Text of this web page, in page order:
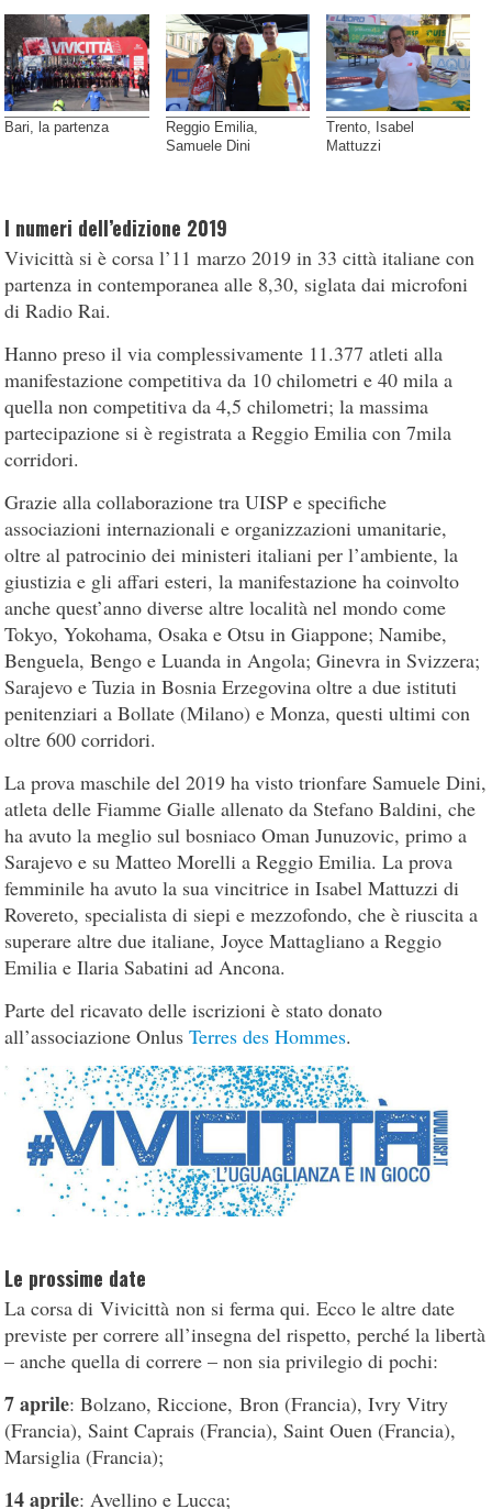
Bari, la partenza
Reggio Emilia,
Samuele Dini
Trento, Isabel
Mattuzzi
I numeri dell’edizione 2019
Vivicittà si è corsa l’11 marzo 2019 in 33 città italiane con
partenza in contemporanea alle 8,30, siglata dai microfoni
di Radio Rai.
Hanno preso il via complessivamente 11.377 atleti alla
manifestazione competitiva da 10 chilometri e 40 mila a
quella non competitiva da 4,5 chilometri; la massima
partecipazione si è registrata a Reggio Emilia con 7mila
corridori.
Grazie alla collaborazione tra UISP e specifiche
associazioni internazionali e organizzazioni umanitarie,
oltre al patrocinio dei ministeri italiani per l’ambiente, la
giustizia e gli affari esteri, la manifestazione ha coinvolto
anche quest’anno diverse altre località nel mondo come
Tokyo, Yokohama, Osaka e Otsu in Giappone; Namibe,
Benguela, Bengo e Luanda in Angola; Ginevra in Svizzera;
Sarajevo e Tuzia in Bosnia Erzegovina oltre a due istituti
penitenziari a Bollate (Milano) e Monza, questi ultimi con
oltre 600 corridori.
La prova maschile del 2019 ha visto trionfare Samuele Dini,
atleta delle Fiamme Gialle allenato da Stefano Baldini, che
ha avuto la meglio sul bosniaco Oman Junuzovic, primo a
Sarajevo e su Matteo Morelli a Reggio Emilia. La prova
femminile ha avuto la sua vincitrice in Isabel Mattuzzi di
Rovereto, specialista di siepi e mezzofondo, che è riuscita a
superare altre due italiane, Joyce Mattagliano a Reggio
Emilia e Ilaria Sabatini ad Ancona.
Parte del ricavato delle iscrizioni è stato donato
all’associazione OnlusTerres des Hommes.
Le prossime date
La corsa di Vivicittà non si ferma qui. Ecco le altre date
previste per correre all’insegna del rispetto, perché la libertà
– anche quella di correre – non sia privilegio di pochi:
7 aprile: Bolzano, Riccione, Bron (Francia), Ivry Vitry
(Francia), Saint Caprais (Francia), Saint Ouen (Francia),
Marsiglia (Francia);
14 aprile: Avellino e Lucca;